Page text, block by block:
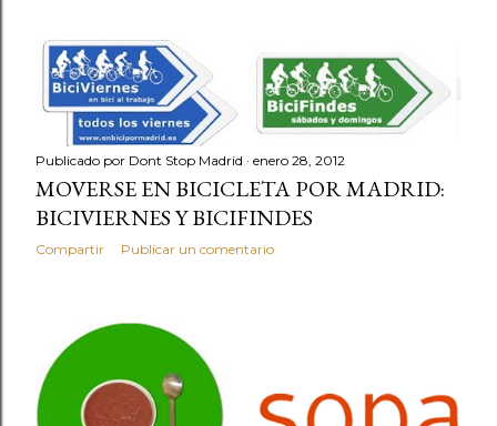
Publicado por Dont Stop Madrid enero 28, 2012
MOVERSE EN BICICLETA POR MADRID:
BICIVIERNES Y BICIFINDES
Compartir Publicar un comentario